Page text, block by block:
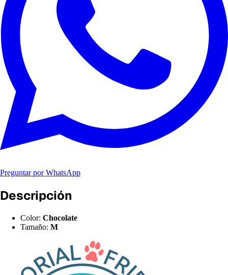
Preguntar por WhatsApp
Descripción
Color: Chocolate
Tamaño: M